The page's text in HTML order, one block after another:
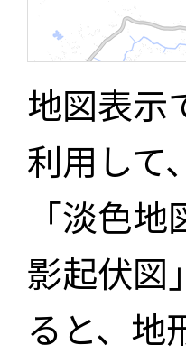
地図表示
利用して
「淡色
影起伏図
ると、地